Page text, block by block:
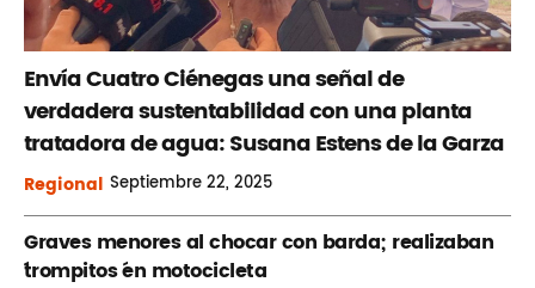
Envía Cuatro Ciénegas una señal de
verdadera sustentabilidad con una planta
tratadora de agua: Susana Estens de la Garza
Regional Septiembre22, 2025
Graves menores al chocar con barda; realizaban
´trompitos ´en motocicleta